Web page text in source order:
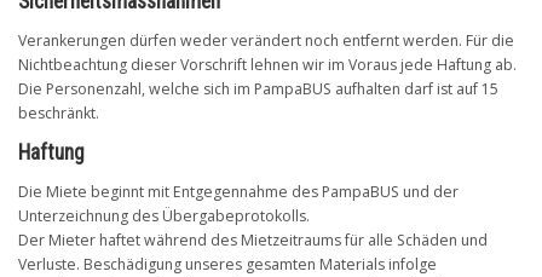
Verankerungen dürfen weder verändert noch entfernt werden. Für die
Nichtbeachtung dieser Vorschrift lehnen wir im Voraus jede Haftung ab.
Die Personenzahl, welche sich im PampaBUS aufhalten darf ist auf 15
beschränkt.
Haftung
Die Miete beginnt mit Entgegennahme des PampaBUS und der
Unterzeichnung des Übergabeprotokolls.
Der Mieter haftet während des Mietzeitraums für alle Schäden und
Verluste. Beschädigung unseres gesamten Materials infolge